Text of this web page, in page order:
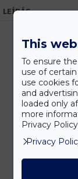
LEÍRÁS
Vásárolj nagyobb
Készleten
This
To ensure
use of
use cookies
and
loaded only
more
Privacy
Privacy